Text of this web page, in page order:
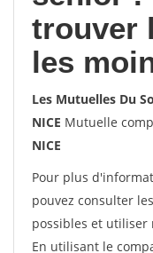
trouver
les
Les Mutuelles Du
NICE Mutuelle
NICE
Pour plus
pouvez consulter
possibles et utiliser
En utilisant le